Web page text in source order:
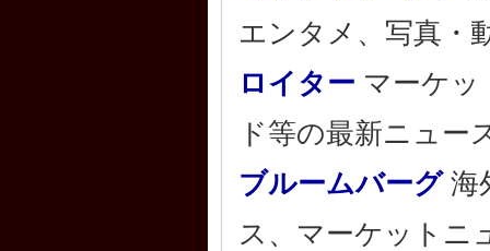
エンタメ、写真・
ロイター マーケッ
ド等の最新ニュー
ブルームバーグ海
ス、マーケットニ